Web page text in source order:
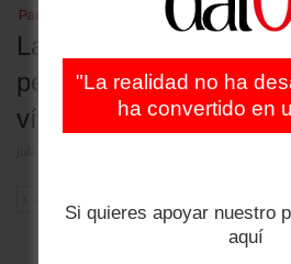
Patrimonio cultural
Las lenguas nativas en
peligro: 30 de las 36
vías de extinción
"La realidad no ha
ha convertido en
Si quieres apoyar nuestro
aquí